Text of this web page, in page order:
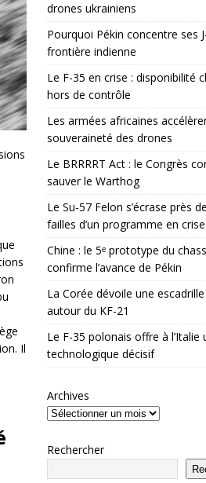
Il
drones ukrainiens
Pourquoi Pékin concentre ses
frontière indienne
Le F-35 en crise : disponibilité
hors de contrôle
Les armées africaines
souveraineté des drones
Le BRRRRT Act : le Congrès
sauver le Warthog
Le Su-57 Felon s’écrase près
failles d’un programme en crise
Chine : le 5ᵉ prototype du
confirme l’avance de Pékin
La Corée dévoile une
autour du KF-21
Le F-35 polonais offre à l’Italie
technologique décisif
Archives
Rechercher